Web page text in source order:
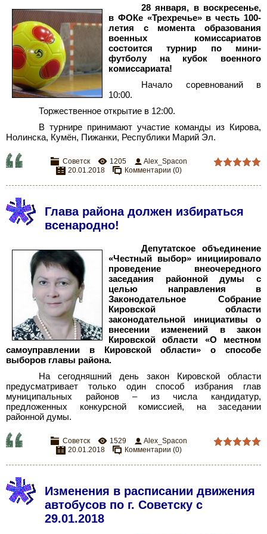
28 января, в воскресенье,
в ФОКе «Трехречье» в честь 100-
летия с момента образования
военных комиссариатов
состоится турнир по мини-
футболу на кубок военного
комиссариата!
Начало соревнований в
10:00.
Торжественное открытие в 12:00.
В турнире принимают участие команды из Кирова,
Нолинска, Кумён, Пижанки, Республики Марий Эл.
Советск 1205
Alex_Spacon
20.01.2018
Комментарии (0)
Глава района должен избираться
всенародно!
Депутатское объединение
«Честный выбор» инициировало
проведение внеочередного
заседания районной думы с
целью направления в
Законодательное Собрание
Кировской области
законодательной инициативы о
внесении изменений в закон
Кировской области «О местном
самоуправлении в Кировской области» о способе
выборов главы района.
На сегодняшний день закон Кировской области
предусматривает только один способ избрания глав
муниципальных районов – из числа кандидатур,
предложенных конкурсной комиссией, на заседании
районной думы.
Советск 1529
Alex_Spacon
20.01.2018
Комментарии (0)
Изменения в расписании движения
автобусов по г. Советску с
29.01.2018